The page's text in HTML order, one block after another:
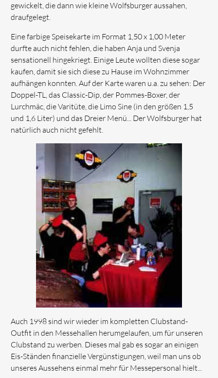
gewickelt, die dann wie kleine Wolfsburger aussahen,
draufgelegt.
Eine farbige Speisekarte im Format 1,50 x 1,00 Meter
durfte auch nicht fehlen, die haben Anja und Svenja
sensationell hingekriegt. Einige Leute wollten diese sogar
kaufen, damit sie sich diese zu Hause im Wohnzimmer
aufhängen konnten. Auf der Karte waren u.a. zu sehen: Der
Doppel-TL, das Classic-Dip, der Pommes-Boxer, der
Lurchmäc, die Varitüte, die Limo Sine (in den größen 1,5
und 1,6 Liter) und das Dreier Menü... Der Wolfsburger hat
natürlich auch nicht gefehlt.
Auch 1998 sind wir wieder im kompletten Clubstand-
Outfit in den Messehallen herumgelaufen, um für unseren
Clubstand zu werben. Dieses mal gab es sogar an einigen
Eis-Ständen finanzielle Vergünstigungen, weil man uns ob
unseres Aussehens einmal mehr für Messepersonal hielt...